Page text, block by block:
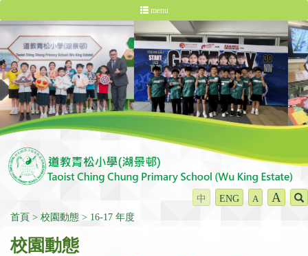
menu
中 ENG A A
首頁 校園動態 16-17 年度
校園動態